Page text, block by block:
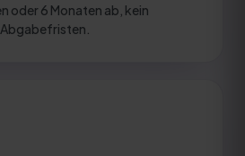
oder 6 Monaten ab, kein